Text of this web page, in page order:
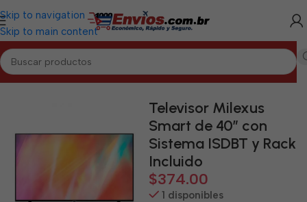
Skip to navigation
Skip to main content
Inicio/SANTIAGO/Electrodomésticos Santiago
Televisor Milexus
Smart de 40″ con
Sistema ISDBT y Rack
Incluido
$374.00
1 disponibles